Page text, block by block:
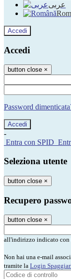
عربى
Accedi
Accedi
button close ×
Password
-
Entra con SPID
Seleziona utente
button close ×
Recupero
button close ×
all'indirizzo indicato con
Non hai una e-mail
tramite la Login